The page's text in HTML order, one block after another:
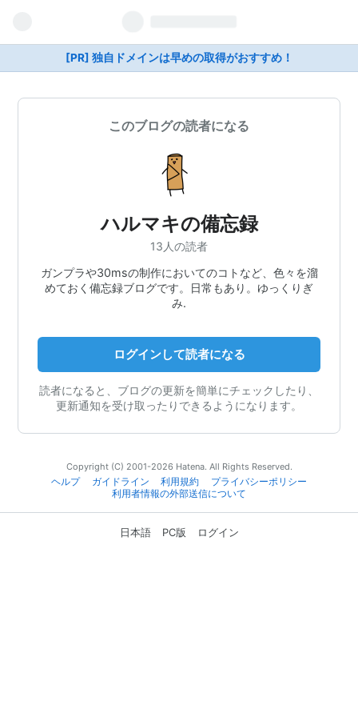
[PR] 独自ドメインは早めの取得がおすすめ！
このブログの読者になる
ハルマキの備忘録
13人の読者
ガンプラや30msの制作においてのコトなど、色々を溜
めておく備忘録ブログです。日常もあり。ゆっくりぎ
み.
ログインして読者になる
読者になると、ブログの更新を簡単にチェックしたり、
更新通知を受け取ったりできるようになります。
Copyright (C) 2001-2026 Hatena. All Rights Reserved.
ヘルプ
ガイドライン 利用規約
プライバシーポリシー
利用者情報の外部送信について
日本語 PC版 ログイン